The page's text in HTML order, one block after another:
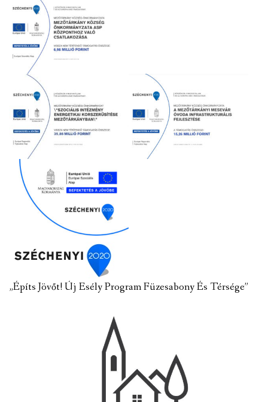
„Építs Jövőt! Új Esély Program Füzesabony És Térsége”